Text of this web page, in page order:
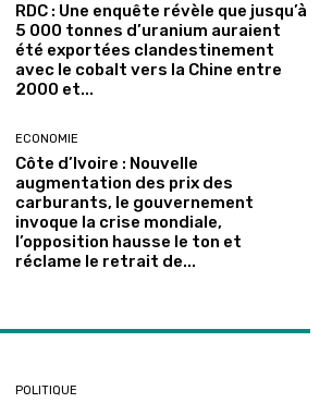
RDC : Une enquête révèle que jusqu’à
5 000 tonnes d’uranium auraient
été exportées clandestinement
avec le cobalt vers la Chine entre
2000 et...
ECONOMIE
Côte d’Ivoire : Nouvelle
augmentation des prix des
carburants, le gouvernement
invoque la crise mondiale,
l’opposition hausse le ton et
réclame le retrait de...
POLITIQUE